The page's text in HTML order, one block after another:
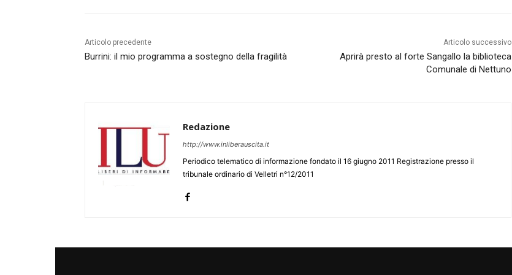
Articolo precedente
Burrini: il mio programma a sostegno della fragilità
Articolo successivo
Aprirà presto al forte Sangallo la biblioteca
Comunale di Nettuno
Redazione
http://www.inliberauscita.it
Periodico telematico di informazione fondato il 16 giugno 2011 Registrazione presso il
tribunale ordinario di Velletri n°12/2011